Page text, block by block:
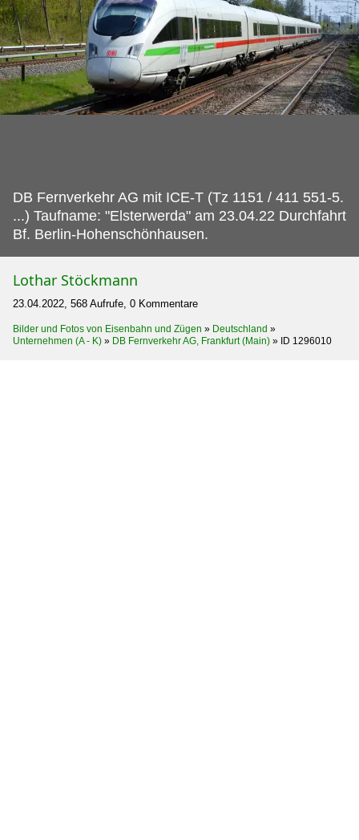
DB Fernverkehr AG mit ICE-T (Tz 1151 / 411 551-5.
...) Taufname: "Elsterwerda" am 23.04.22 Durchfahrt
Bf. Berlin-Hohenschönhausen.
Lothar Stöckmann
23.04.2022, 568 Aufrufe, 0 Kommentare
Bilder und Fotos von Eisenbahn und Zügen » Deutschland »
Unternehmen (A - K) » DB Fernverkehr AG, Frankfurt (Main) » ID 1296010